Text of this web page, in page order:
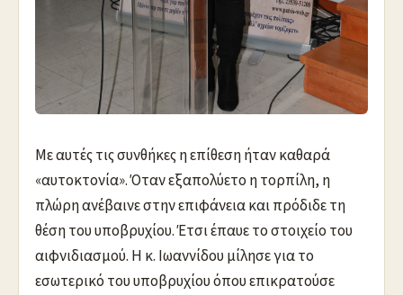
Με αυτές τις συνθήκες η επίθεση ήταν καθαρά
«αυτοκτονία». Όταν εξαπολύετο η τορπίλη, η
πλώρη ανέβαινε στην επιφάνεια και πρόδιδε τη
θέση του υποβρυχίου. Έτσι έπαυε το στοιχείο του
αιφνιδιασμού. Η κ. Ιωαννίδου μίλησε για το
εσωτερικό του υποβρυχίου όπου επικρατούσε